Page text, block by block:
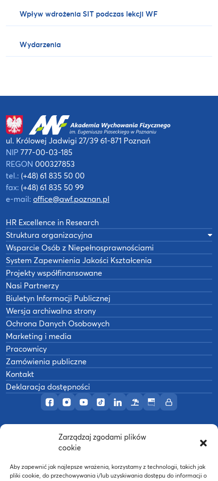
Zarządzaj zgodami plików
cookie
Aby zapewnić jak najlepsze wrażenia, korzystamy z technologii, takich jak
pliki cookie, do przechowywania i/lub uzyskiwania dostępu do informacji o
Wpływ wdrożenia SIT podczas lekcji WF
Wydarzenia
Profil AWF Poznań w serwisie Facebook
Profil AWF Poznań w serwisie Instagram
Profil AWF Poznań w serwisie YouTube
Profil AWF Poznań w serwisie
Profil AWF Poznań w
OśrodekBiuletynIntranet
ul. Królowej Jadwigi 27/3961-871 Poznań
NIP 777-00-03-185
REGON 000327853
tel.: (+48) 61 835 50 00
fax: (+48) 61 835 50 99
e-mail: office@awf.poznan.pl
HR Excellence in Research
Struktura organizacyjna
Wsparcie Osób z Niepełnosprawnościami
System Zapewnienia Jakości Kształcenia
Projekty współfinansowane
Nasi Partnerzy
Biuletyn Informacji Publicznej
Wersja archiwalna strony
Ochrona Danych Osobowych
Marketing i media
Pracownicy
Zamówienia publiczne
Kontakt
Deklaracja dostępności
Akademia Wychowania Fizycznego w
Wykonanie:nFinity.pl